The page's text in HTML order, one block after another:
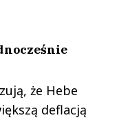
że Hebe
deflacją